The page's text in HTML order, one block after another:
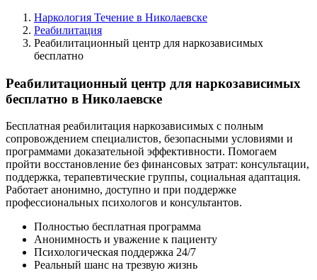
Наркология Течение в Николаевске
Реабилитация
Реабилитационный центр для наркозависимых
бесплатно
Реабилитационный центр для наркозависимых
бесплатно в Николаевске
Бесплатная реабилитация наркозависимых с полным
сопровождением специалистов, безопасными условиями и
программами доказательной эффективности. Помогаем
пройти восстановление без финансовых затрат: консультации,
поддержка, терапевтические группы, социальная адаптация.
Работает анонимно, доступно и при поддержке
профессиональных психологов и консультантов.
Полностью бесплатная программа
Анонимность и уважение к пациенту
Психологическая поддержка 24/7
Реальный шанс на трезвую жизнь